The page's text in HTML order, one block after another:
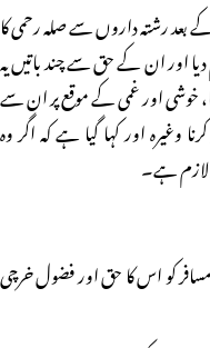
بعد رشتہ داروں سے صلہ رحمی کا
اور ان کے حق سے چند باتیں یہ
خوشی اور غمی کے موقع پر ان سے
وغیرہ اور کہا گیا ہے کہ اگر وہ
لازم ہے۔
کو اس کا حق اور فضول خرچی